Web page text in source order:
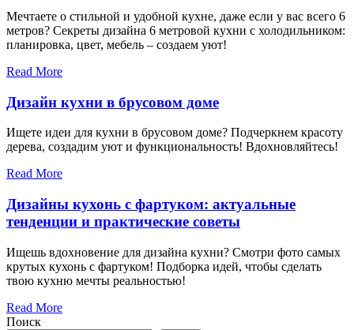
Мечтаете о стильной и удобной кухне, даже если у вас всего 6
метров? Секреты дизайна 6 метровой кухни с холодильником:
планировка, цвет, мебель – создаем уют!
Read More
Дизайн кухни в брусовом доме
Ищете идеи для кухни в брусовом доме? Подчеркнем красоту
дерева, создадим уют и функциональность! Вдохновляйтесь!
Read More
Дизайны кухонь с фартуком: актуальные
тенденции и практические советы
Ищешь вдохновение для дизайна кухни? Смотри фото самых
крутых кухонь с фартуком! Подборка идей, чтобы сделать
твою кухню мечты реальностью!
Read More
Поиск